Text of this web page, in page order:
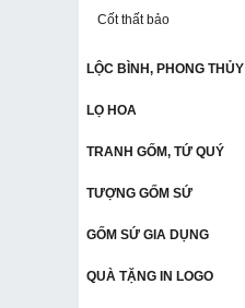
Cốt thất bảo
LỘC BÌNH, PHONG THỦY
LỌ HOA
TRANH GỐM, TỨ QUÝ
TƯỢNG GỐM SỨ
GỐM SỨ GIA DỤNG
QUÀ TẶNG IN LOGO
Cốt thất bảo
LỘC BÌNH, PHONG THỦY
LỌ HOA
TRANH GỐM, TỨ QUÝ
TƯỢNG GỐM SỨ
GỐM SỨ GIA DỤNG
QUÀ TẶNG IN LOGO